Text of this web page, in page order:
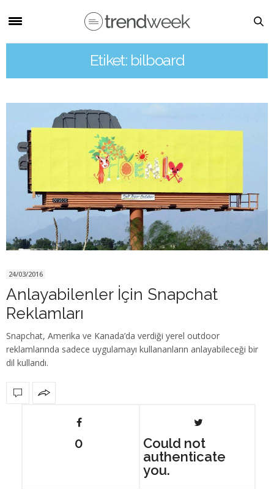
Etiket: bilboard
24/03/2016
Anlayabilenler İçin Snapchat
Reklamları
Snapchat, Amerika ve Kanada’da verdiği yerel outdoor
reklamlarında sadece uygulamayı kullananların anlayabileceği bir
dil kullandı.
0
Could not
authenticate
you.